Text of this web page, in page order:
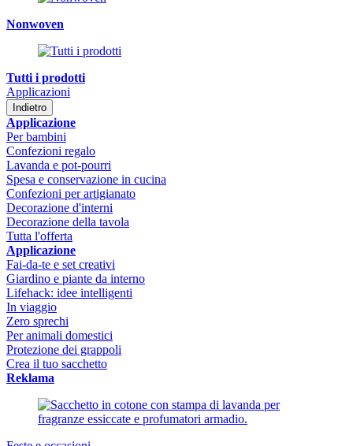
Nonwoven
Tutti i prodotti
Applicazioni
Indietro
Applicazione
Per bambini
Confezioni regalo
Lavanda e pot-pourri
Spesa e conservazione in cucina
Confezioni per artigianato
Decorazione d'interni
Decorazione della tavola
Tutta l'offerta
Applicazione
Fai-da-te e set creativi
Giardino e piante da interno
Lifehack: idee intelligenti
In viaggio
Zero sprechi
Per animali domestici
Protezione dei grappoli
Crea il tuo sacchetto
Reklama